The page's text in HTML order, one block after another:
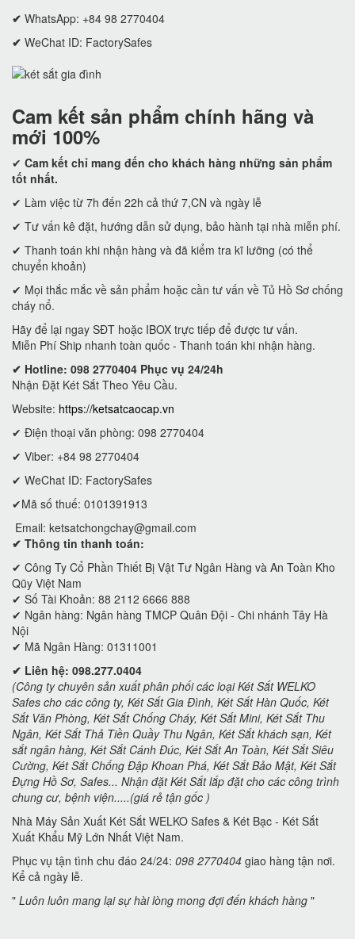
✔ WhatsApp: +84 98 2770404
✔ WeChat ID: FactorySafes
Cam kết sản phẩm chính hãng và
mới 100%
✔ Cam kết chỉ mang đến cho khách hàng những sản phẩm
tốt nhất.
✔ Làm việc từ 7h đến 22h cả thứ 7,CN và ngày lễ
✔ Tư vấn kê đặt, hướng dẫn sử dụng, bảo hành tại nhà miễn phí.
✔ Thanh toán khi nhận hàng và đã kiểm tra kĩ lưỡng (có thể
chuyển khoản)
✔ Mọi thắc mắc về sản phẩm hoặc cần tư vấn về Tủ Hồ Sơ chống
cháy nổ.
Hãy để lại ngay SĐT hoặc IBOX trực tiếp để được tư vấn.
Miễn Phí Ship nhanh toàn quốc - Thanh toán khi nhận hàng.
✔ Hotline: 098 2770404 Phục vụ 24/24h
Nhận Đặt Két Sắt Theo Yêu Cầu.
Website: https://ketsatcaocap.vn
✔ Điện thoại văn phòng: 098 2770404
✔ Viber: +84 98 2770404
✔ WeChat ID: FactorySafes
✔Mã số thuế: 0101391913
Email: ketsatchongchay@gmail.com
✔ Thông tin thanh toán:
✔ Công Ty Cổ Phần Thiết Bị Vật Tư Ngân Hàng và An Toàn Kho
Qũy Việt Nam
✔ Số Tài Khoản: 88 2112 6666 888
✔ Ngân hàng: Ngân hàng TMCP Quân Đội - Chi nhánh Tây Hà
Nội
✔ Mã Ngân Hàng: 01311001
✔ Liên hệ: 098.277.0404
(Công ty chuyên sản xuất phân phối các loại Két Sắt WELKO
Safes cho các công ty, Két Sắt Gia Đình, Két Sắt Hàn Quốc, Két
Sắt Văn Phòng, Két Sắt Chống Cháy, Két Sắt Mini, Két Sắt Thu
Ngân, Két Sắt Thả Tiền Quầy Thu Ngân, Két Sắt khách sạn, Két
sắt ngân hàng, Két Sắt Cánh Đúc, Két Sắt An Toàn, Két Sắt Siêu
Cường, Két Sắt Chống Đập Khoan Phá, Két Sắt Bảo Mật, Két Sắt
Đựng Hồ Sơ, Safes... Nhận đặt Két Sắt lắp đặt cho các công trình
chung cư, bệnh viện.....(giá rẻ tận gốc )
Nhà Máy Sản Xuất Két Sắt WELKO Safes & Két Bạc - Két Sắt
Xuất Khẩu Mỹ Lớn Nhất Việt Nam.
Phục vụ tận tình chu đáo 24/24: 098 2770404 giao hàng tận nơi.
Kể cả ngày lễ.
" Luôn luôn mang lại sự hài lòng mong đợi đến khách hàng "